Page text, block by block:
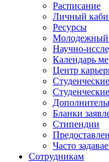
Расписание
Личный
Ресурсы
Молодежный
Научно-
Календарь
Центр
Бланки
Стипендии
Часто
Сотрудникам